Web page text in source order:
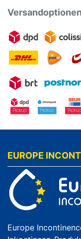
Versandoptionen
EUROPE
Europe